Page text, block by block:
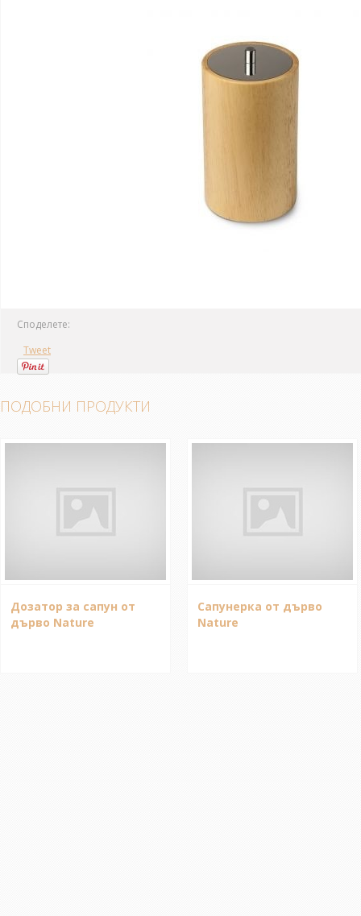
Споделете:
Tweet
ПОДОБНИ ПРОДУКТИ
Дозатор за сапун от
дърво Nature
Сапунерка от дърво
Nature